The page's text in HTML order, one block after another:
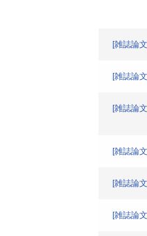
[雑誌論
[雑誌論
[雑誌論
[雑誌論
[雑誌論
[雑誌論